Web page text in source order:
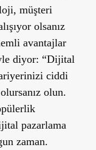
müşteri
olsanız
avantajlar
diyor: “Dijital
ciddi
olun.
pazarlama
zaman.